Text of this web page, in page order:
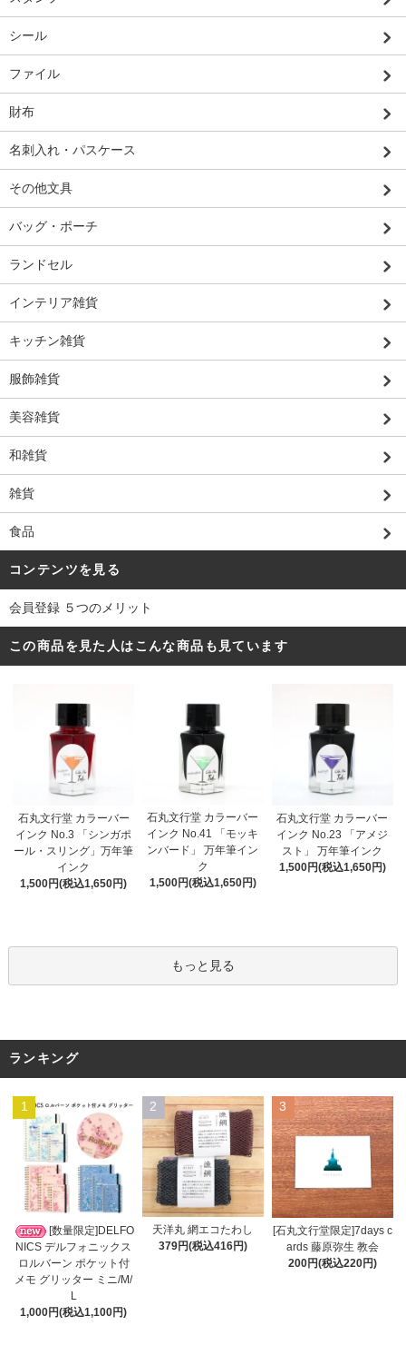
シール
ファイル
財布
名刺入れ・パスケース
その他文具
バッグ・ポーチ
ランドセル
インテリア雑貨
キッチン雑貨
服飾雑貨
美容雑貨
和雑貨
雑貨
食品
コンテンツを見る
会員登録 ５つのメリット
この商品を見た人はこんな商品も見ています
石丸文行堂 カラーバー
インク No.3 「シンガポ
ール・スリング」万年筆
インク
1,500円(税込1,650円)
石丸文行堂 カラーバー
インク No.41 「モッキ
ンバード」 万年筆イン
ク
1,500円(税込1,650円)
石丸文行堂 カラーバー
インク No.23 「アメジ
スト」 万年筆インク
1,500円(税込1,650円)
もっと見る
ランキング
1
[数量限定]DELFO
NICS デルフォニックス
ロルバーン ポケット付
メモ グリッター ミニ/M/
L
1,000円(税込1,100円)
2
天洋丸 網エコたわし
379円(税込416円)
3
[石丸文行堂限定]7days c
ards 藤原弥生 教会
200円(税込220円)